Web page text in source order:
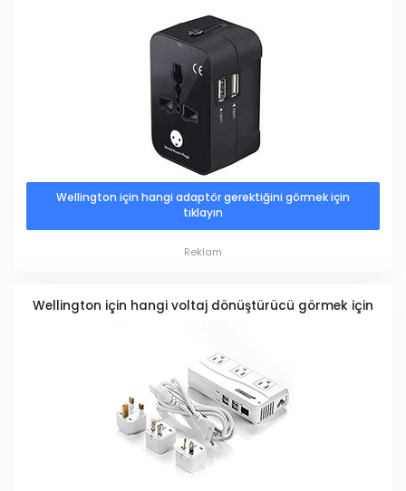
Wellington için hangi adaptör gerektiğini görmek için
tıklayın
Reklam
Wellington için hangi voltaj dönüştürücü görmek için